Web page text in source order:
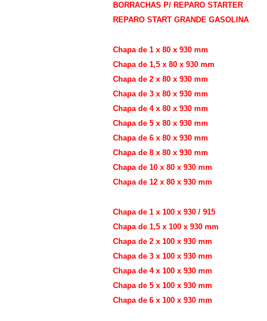
BORRACHAS P/ REPARO STARTER
REPARO START GRANDE GASOLINA
Chapa de 1 x 80 x 930 mm
Chapa de 1,5 x 80 x 930 mm
Chapa de 2 x 80 x 930 mm
Chapa de 3 x 80 x 930 mm
Chapa de 4 x 80 x 930 mm
Chapa de 5 x 80 x 930 mm
Chapa de 6 x 80 x 930 mm
Chapa de 8 x 80 x 930 mm
Chapa de 10 x 80 x 930 mm
Chapa de 12 x 80 x 930 mm
Chapa de 1 x 100 x 930 / 915
Chapa de 1,5 x 100 x 930 mm
Chapa de 2 x 100 x 930 mm
Chapa de 3 x 100 x 930 mm
Chapa de 4 x 100 x 930 mm
Chapa de 5 x 100 x 930 mm
Chapa de 6 x 100 x 930 mm